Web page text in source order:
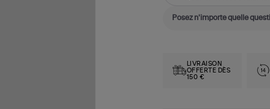
LIVRAISON
OFFERTE DÈS
150 €